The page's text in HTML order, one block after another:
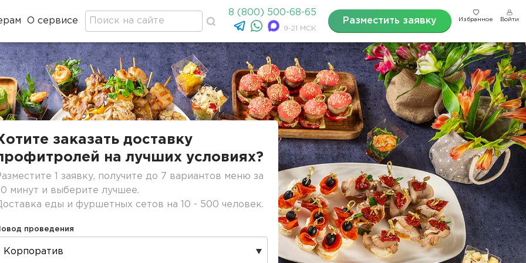
О сервисе
8 (800) 500-68-65
9-21 МСК
Разместить заявку Избранное Войти
заказать доставку
на лучших условиях?
1 заявку, получите до 7 вариантов меню за
минут и выберите лучшее.
еды и фуршетных сетов на 10 - 500 человек.
проведения